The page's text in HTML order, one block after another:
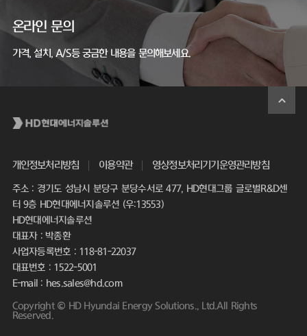
온라인 문의
가격, 설치, A/S등 궁금한 내용을 문의해보세요.
개인정보처리방침 이용약관 영상정보처리기기운영관리방침
주소 : 경기도 성남시 분당구 분당수서로 477, HD현대그룹 글로벌R&D센
터 9층 HD현대에너지솔루션 (우:13553)
HD현대에너지솔루션
대표자 : 박종환
사업자등록번호 : 118-81-22037
대표번호 : 1522-5001
E-mail : hes.sales@hd.com
Copyright © HD Hyundai Energy Solutions., Ltd.All Rights
Reserved.